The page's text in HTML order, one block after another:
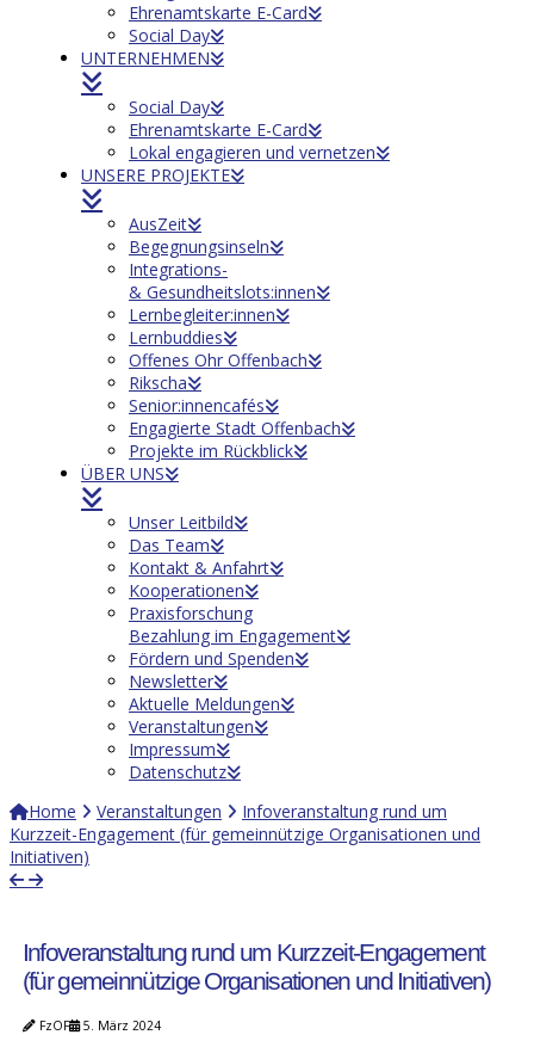
Ehrenamtskarte E-Card
Social Day
UNTERNEHMEN
Social Day
Ehrenamtskarte E-Card
Lokal engagieren und vernetzen
UNSERE PROJEKTE
AusZeit
Begegnungsinseln
Integrations-
& Gesundheitslots:innen
Lernbegleiter:innen
Lernbuddies
Offenes Ohr Offenbach
Rikscha
Senior:innencafés
Engagierte Stadt Offenbach
Projekte im Rückblick
ÜBER UNS
Unser Leitbild
Das Team
Kontakt & Anfahrt
Kooperationen
Praxisforschung
Bezahlung im Engagement
Fördern und Spenden
Newsletter
Aktuelle Meldungen
Veranstaltungen
Impressum
Datenschutz
Home
Veranstaltungen
Infoveranstaltung rund um
Kurzzeit-Engagement (für gemeinnützige Organisationen und
Initiativen)
Infoveranstaltung rund um Kurzzeit-Engagement
(für gemeinnützige Organisationen und Initiativen)
FzOF 5. März 2024